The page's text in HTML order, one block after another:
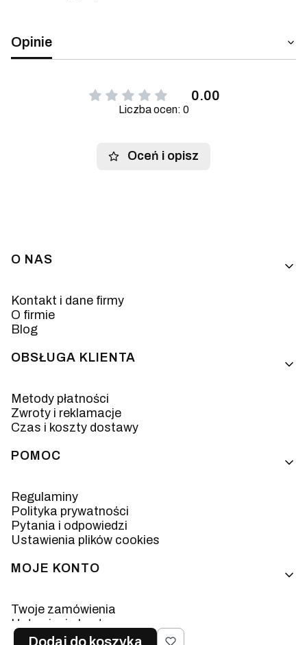
Opinie
0.00
Liczba ocen: 0
Oceń i opisz
Linki w stopce
O NAS
Kontakt i dane firmy
O firmie
Blog
OBSŁUGA KLIENTA
Metody płatności
Zwroty i reklamacje
Czas i koszty dostawy
POMOC
Regulaminy
Polityka prywatności
Pytania i odpowiedzi
Ustawienia plików cookies
MOJE KONTO
Twoje zamówienia
Ustawienia konta
Ulubione
Dodaj do koszyka